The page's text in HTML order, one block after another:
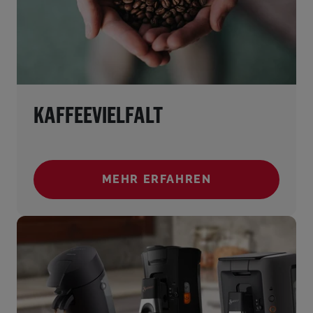
KAFFEEVIELFALT
MEHR ERFAHREN
(KAFFEEVIELFALT)